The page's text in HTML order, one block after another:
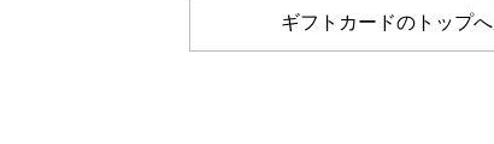
ギフトカードのトップ